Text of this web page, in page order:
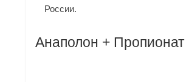
России.
Анаполон + Пропионат